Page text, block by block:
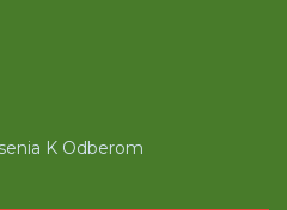
K Odberom